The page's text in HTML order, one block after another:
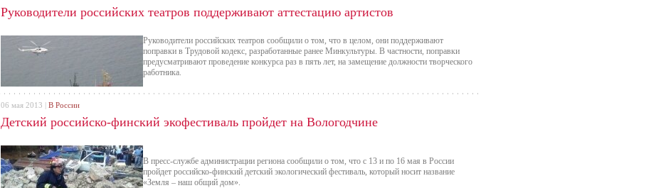
Руководители российских театров поддерживают аттестацию артистов
Руководители российских театров сообщили о том, что в целом, они поддерживают
поправки в Трудовой кодекс, разработанные ранее Минкультуры. В частности, поправки
предусматривают проведение конкурса раз в пять лет, на замещение должности творческого
работника.
Детский российско-финский экофестиваль пройдет на Вологодчине
В пресс-службе администрации региона сообщили о том, что с 13 и по 16 мая в России
пройдет российско-финский детский экологический фестиваль, который носит название
«Земля – наш общий дом».
06 мая 2013 | В России